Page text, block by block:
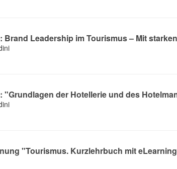
Brand Leadership im Tourismus – Mit
"Grundlagen der Hotellerie und des
"Tourismus. Kurzlehrbuch mit